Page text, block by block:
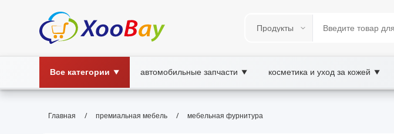
Все категории ▼ автомобильные запчасти ▼ косметика и уход за кожей ▼
мебельная фурнитура | XOOBAY B2B/B2C
Главная / премиальная мебель / мебельная фурнитура